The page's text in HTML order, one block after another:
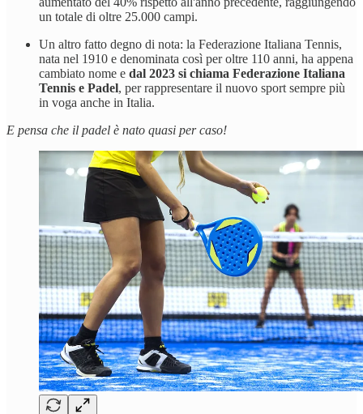
un totale di oltre 25.000 campi.
Un altro fatto degno di nota: la Federazione Italiana Tennis,
nata nel 1910 e denominata così per oltre 110 anni, ha appena
cambiato nome e dal 2023 si chiama Federazione Italiana
Tennis e Padel, per rappresentare il nuovo sport sempre più
in voga anche in Italia.
E pensa che il padel è nato quasi per caso!